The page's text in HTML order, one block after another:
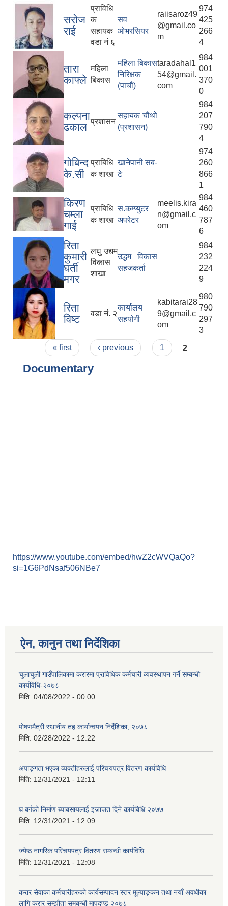
सरोज
राई
प्राविधि
क
सहायक
वडा नंं ६
सव
ओभरसियर
raiisaroz49
@gmail.co
m
974
425
266
4
तारा
काफ्ले
महिला
बिकास
महिला बिकास
निरिक्षक
(पाचौं)
taradahal1
54@gmail.
com
984
001
370
0
कल्पना
ढकाल प्रशासन
सहायक चौथो
(प्रशासन)
984
207
790
4
गोबिन्द
के.सी
प्राबिधि
क शाखा
खानेपानी सब-
टे
974
260
866
1
किरण
चम्ला
गाई
प्राबिधि
क शाखा
स.कम्प्युटर
अपरेटर
meelis.kira
n@gmail.c
om
984
460
787
6
रिता
कुमारी
घर्ती
मगर
लघु उद्यम
विकास
शाखा
उद्धम विकास
सहजकर्ता
984
232
224
9
रिता
विष्ट
वडा नं. २
कार्यालय
सहयोगी
kabitarai28
9@gmail.c
om
980
790
297
3
Pages« first ‹ previous 1 2
Documentary
https://www.youtube.com/embed/hwZ2cWVQaQo?
si=1G6PdNsaf506NBe7
ऐन, कानुन तथा निर्देशिका
चुलाचुली गाउँपालिकामा करारमा प्राविधिक कर्मचारी व्यवस्थापन गर्ने सम्बन्धी
कार्यविधि-२०७८
मिति: 04/08/2022 - 00:00
पोषणमैत्री स्थानीय तह कार्यान्वयन निर्देशिका, २०७८
मिति: 02/28/2022 - 12:22
अपाङ्गता भएका व्यक्तीहरुलाई परिचयपत्र वितरण कार्यविधि
मिति: 12/31/2021 - 12:11
घ बर्गको निर्माण ब्याबसायलाई इजाजत दिने कार्यबिधि २०७७
मिति: 12/31/2021 - 12:09
ज्येष्ठ नागरिक परिचयपत्र वितरण सम्बन्धी कार्यविधि
मिति: 12/31/2021 - 12:08
करार सेवाका कर्मचारीहरुको कार्यसम्पादन स्तर मूल्याङ्कन तथा नयाँ अवधीका
लागि करार सम्झौता समबन्धी मापदण्ड २०७८